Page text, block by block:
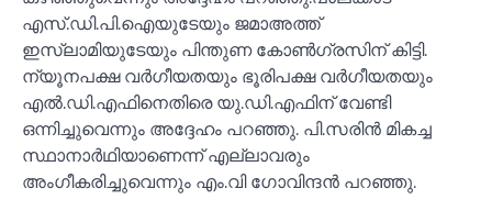
എസ്.ഡി.പി.ഐയുടേയും ജമാഅത്ത്
ഇസ്‍ലാമിയുടേയും പിന്തുണ കോണ്‍ഗ്രസിന് കിട്ടി.
ന്യൂനപക്ഷ വർഗീയതയും ഭൂരിപക്ഷ വർഗീയതയും
എല്‍.ഡി.എഫിനെതിരെ യു.ഡി.എഫിന് വേണ്ടി
ഒന്നിച്ചുവെന്നും അദ്ദേഹം പറഞ്ഞു. പി.സരിൻ മികച്ച
സ്ഥാനാർഥിയാണെന്ന് എല്ലാവരും
അംഗീകരിച്ചുവെന്നും എം.വി ഗോവിന്ദൻ പറഞ്ഞു.